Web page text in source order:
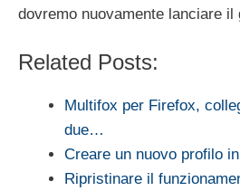
dovremo nuovamente lanciare il
Related Posts:
Multifox per Firefox,
due…
Creare un nuovo profilo
Ripristinare il